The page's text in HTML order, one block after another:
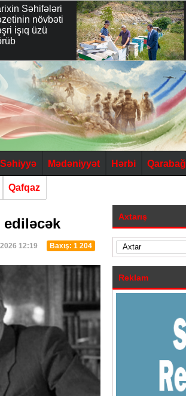
Səhifələri
növbəti
işıq üzü
Səhiyyə Mədəniyyət Hərbi Qarabağ
Qafqaz
12:19 Baxış: 1 204
Axtarış
Reklam